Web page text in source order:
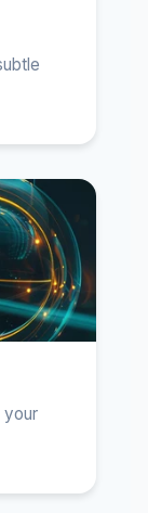
your